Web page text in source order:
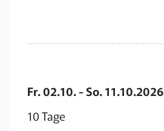
Fr. 02.10. - So. 11.10.2026
10 Tage